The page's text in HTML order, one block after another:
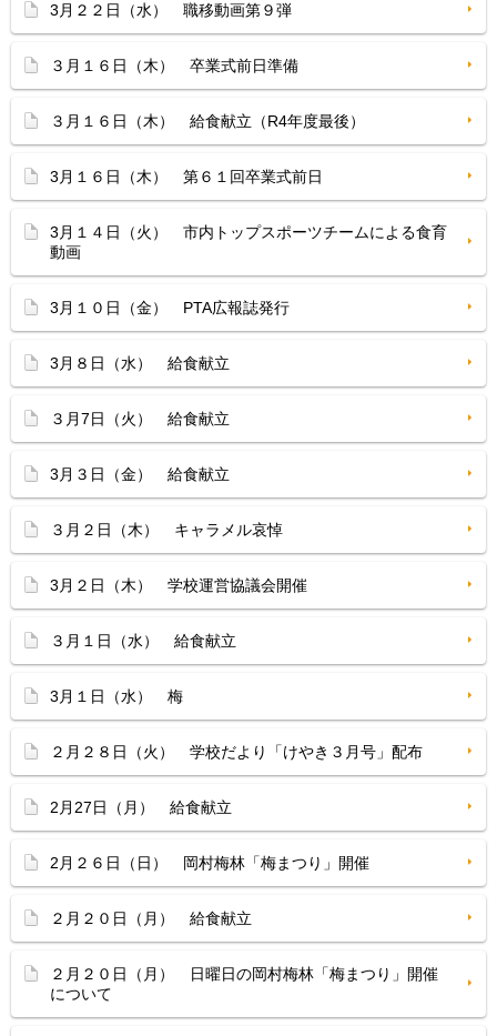
3月２２日（水） 職移動画第９弾
３月１６日（木） 卒業式前日準備
３月１６日（木） 給食献立（R4年度最後）
3月１６日（木） 第６１回卒業式前日
3月１４日（火） 市内トップスポーツチームによる食育
動画
3月１０日（金） PTA広報誌発行
3月８日（水） 給食献立
３月7日（火） 給食献立
3月３日（金） 給食献立
３月２日（木） キャラメル哀悼
3月２日（木） 学校運営協議会開催
３月１日（水） 給食献立
3月１日（水） 梅
２月２８日（火） 学校だより「けやき３月号」配布
2月27日（月） 給食献立
2月２６日（日） 岡村梅林「梅まつり」開催
２月２０日（月） 給食献立
２月２０日（月） 日曜日の岡村梅林「梅まつり」開催
について